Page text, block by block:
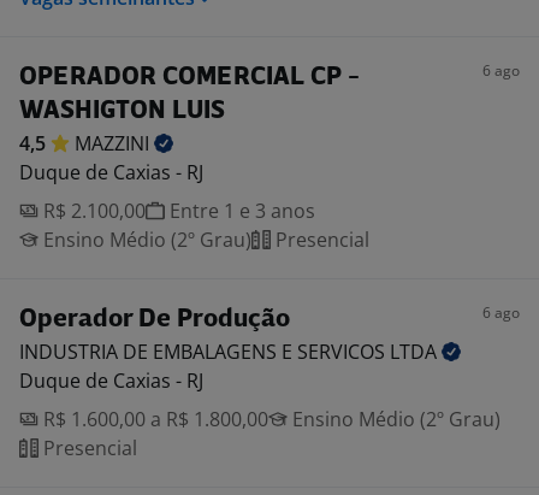
OPERADOR COMERCIAL CP -
WASHIGTON LUIS
6 ago
4,5
MAZZINI
Duque de Caxias - RJ
R$ 2.100,00
Entre 1 e 3 anos
Ensino Médio (2º Grau)
Presencial
Operador De Produção 6 ago
INDUSTRIA DE EMBALAGENS E SERVICOS LTDA
Duque de Caxias - RJ
R$ 1.600,00 a R$ 1.800,00
Ensino Médio (2º Grau)
Presencial